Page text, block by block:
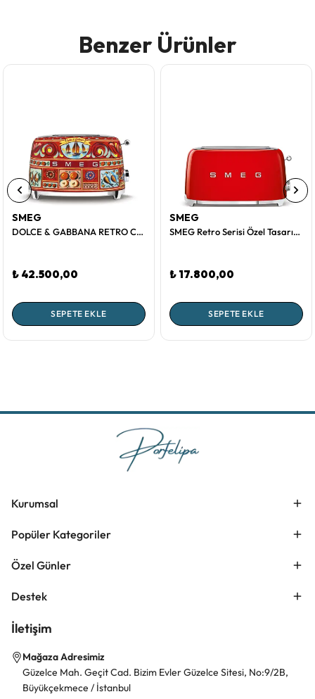
Benzer Ürünler
SMEG
DOLCE & GABBANA RETRO CARTE TOASTER 2 DİLİM (2X1)
₺ 42.500,00
SEPETE EKLE
SMEG
SMEG Retro Serisi Özel Tasarım Kırmızı İki Dilim Toaster 2x2
₺ 17.800,00
SEPETE EKLE
Kurumsal
Popüler Kategoriler
Özel Günler
Destek
İletişim
Mağaza Adresimiz
Güzelce Mah. Geçit Cad. Bizim Evler Güzelce Sitesi, No:9/2B,
Büyükçekmece / İstanbul